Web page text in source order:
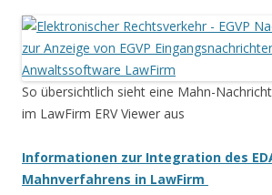
So übersichtlich sieht eine Mahn-
im LawFirm ERV Viewer aus
Informationen zur Integration des
Mahnverfahrens in LawFirm